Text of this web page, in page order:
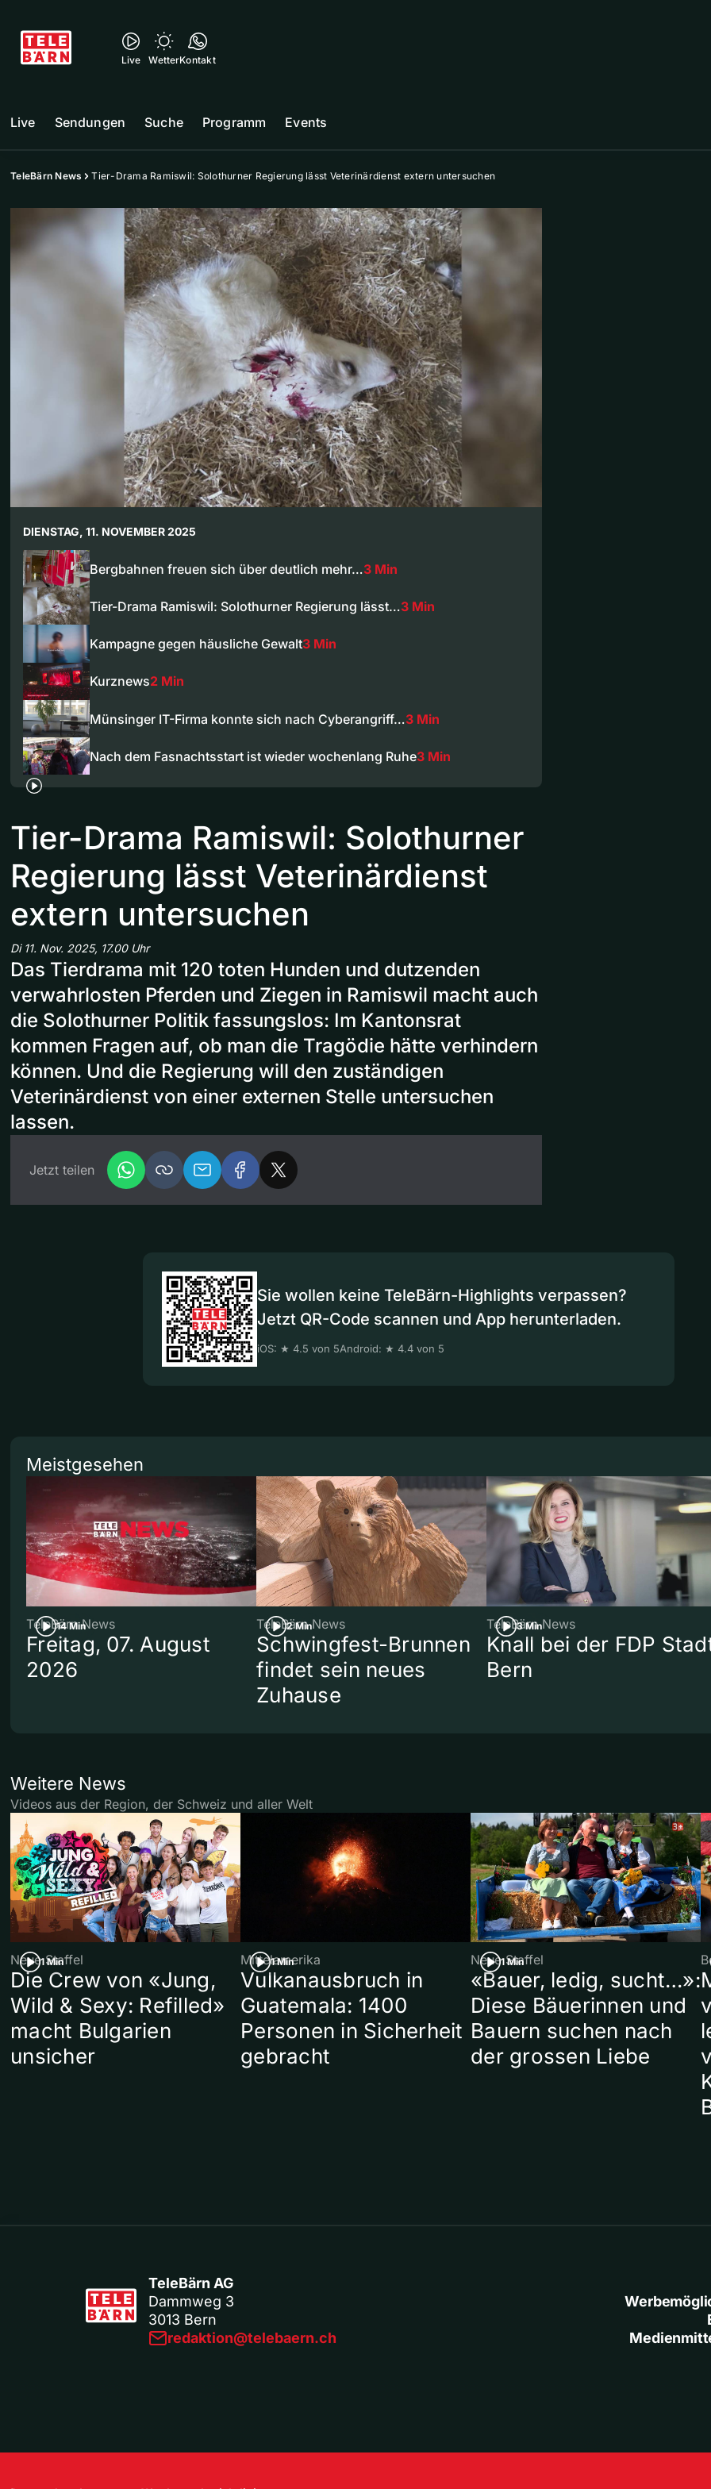
Live WetterKontakt
Live Sendungen Suche Programm Events
TeleBärn News Tier-Drama Ramiswil: Solothurner Regierung lässt Veterinärdienst extern untersuchen
DIENSTAG, 11. NOVEMBER 2025
Bergbahnen freuen sich über deutlich mehr…3 Min
Tier-Drama Ramiswil: Solothurner Regierung lässt…3 Min
Kampagne gegen häusliche Gewalt3 Min
Kurznews2 Min
Münsinger IT-Firma konnte sich nach Cyberangriff…3 Min
Nach dem Fasnachtsstart ist wieder wochenlang Ruhe3 Min
Tier-Drama Ramiswil: Solothurner
Regierung lässt Veterinärdienst
extern untersuchen
Di 11. Nov. 2025, 17.00 Uhr
Das Tierdrama mit 120 toten Hunden und dutzenden
verwahrlosten Pferden und Ziegen in Ramiswil macht auch
die Solothurner Politik fassungslos: Im Kantonsrat
kommen Fragen auf, ob man die Tragödie hätte verhindern
können. Und die Regierung will den zuständigen
Veterinärdienst von einer externen Stelle untersuchen
lassen.
Jetzt teilen
Sie wollen keine TeleBärn-Highlights verpassen?
Jetzt QR-Code scannen und App herunterladen.
iOS: ★ 4.5 von 5Android: ★ 4.4 von 5
Meistgesehen
14 Min
TeleBärn News
Freitag, 07. August
2026
2 Min
TeleBärn News
Schwingfest-Brunnen
findet sein neues
Zuhause
3 Min
TeleBärn News
Knall bei der FDP
Bern
Weitere News
Videos aus der Region, der Schweiz und aller Welt
1 Min
Neue Staffel
Die Crew von «Jung,
Wild & Sexy: Refilled»
macht Bulgarien
unsicher
1 Min
Mittelamerika
Vulkanausbruch in
Guatemala: 1400
Personen in Sicherheit
gebracht
1 Min
Neue Staffel
«Bauer, ledig, sucht…»:
Diese Bäuerinnen und
Bauern suchen nach
der grossen Liebe
TeleBärn AG
Dammweg 3
3013 Bern
redaktion@telebaern.ch